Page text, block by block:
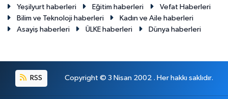
Yeşilyurt haberleri
Eğitim haberleri
Vefat Haberleri
Bilim ve Teknoloji haberleri
Kadın ve Aile haberleri
Asayiş haberleri
ÜLKE haberleri Dünya haberleri
RSS Copyright © 3 Nisan 2002 . Her hakkı saklıdır.